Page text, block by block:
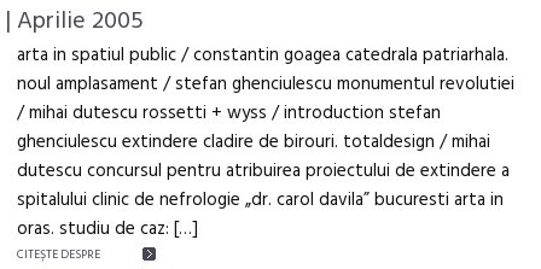
| Aprilie 2005
arta in spatiul public / constantin goagea catedrala patriarhala.
noul amplasament / stefan ghenciulescu monumentul revolutiei
/ mihai dutescu rossetti + wyss / introduction stefan
ghenciulescu extindere cladire de birouri. totaldesign / mihai
dutescu concursul pentru atribuirea proiectului de extindere a
spitalului clinic de nefrologie „dr. carol davila” bucuresti arta in
oras. studiu de caz: […]
CITEŞTE DESPRE